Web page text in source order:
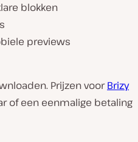
blokken
previews
Prijzen voorBrizy
of een eenmalige betaling